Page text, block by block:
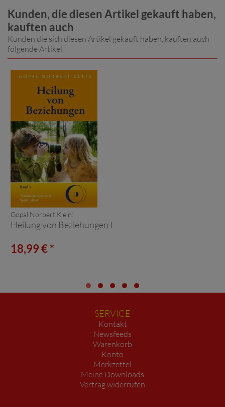
Kunden, die diesen Artikel gekauft haben,
kauften auch
Kunden die sich diesen Artikel gekauft haben, kauften auch
folgende Artikel.
Gopal Norbert Klein:
Heilung von Beziehungen I
18,99 € *
SERVICE
Kontakt
Newsfeeds
Warenkorb
Konto
Merkzettel
Meine Downloads
Vertrag widerrufen